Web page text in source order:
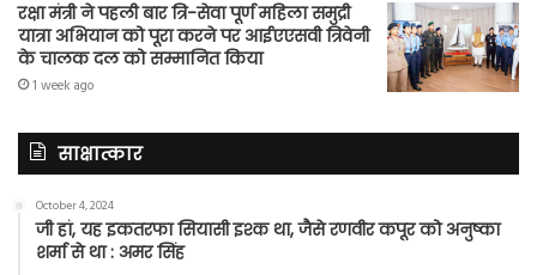
रक्षा मंत्री ने पहली बार त्रि-सेवा पूर्ण महिला समुद्री
यात्रा अभियान को पूरा करने पर आईएएसवी त्रिवेनी
के चालक दल को सम्मानित किया
1 week ago
साक्षात्कार
October 4, 2024
जी हां, यह इकतरफा सियासी इश्क था, जैसे रणवीर कपूर को अनुष्का
शर्मा से था : अमर सिंह